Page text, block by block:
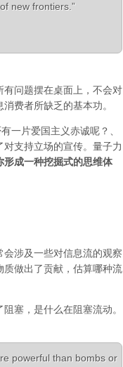
new frontiers.”
问题摆在桌面上，不会对
费者所缺乏的基本功。
一片爱国主义赤诚呢？、
支持立场的宣传。量子力
成一种挖掘式的思维体
涉及一些对信息流的观察
做出了贡献，估算哪种流
塞，是什么在阻塞流动。
powerful than bombs or